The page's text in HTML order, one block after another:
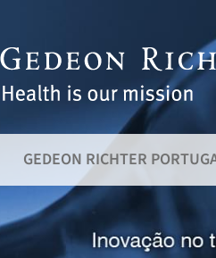
GEDEON RICHTER